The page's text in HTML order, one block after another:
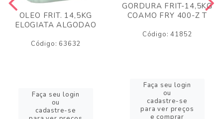
OLEO FRIT. 14,5KG
ELOGIATA ALGODAO
Código: 63632
Faça seu login
ou
cadastre-se
GORDURA FRIT-14,5KG
COAMO FRY 400-Z T
Código: 41852
Faça seu login
ou
cadastre-se
para ver preços
e comprar